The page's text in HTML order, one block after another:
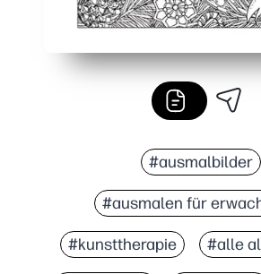
#ausmalbilder
#ausmalen für
#kunsttherapie #alle